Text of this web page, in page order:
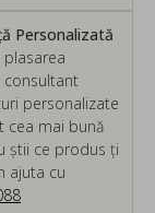
Personalizată
plasarea
consultant
personalizate
cea mai bună
știi ce produs ți
ajuta cu